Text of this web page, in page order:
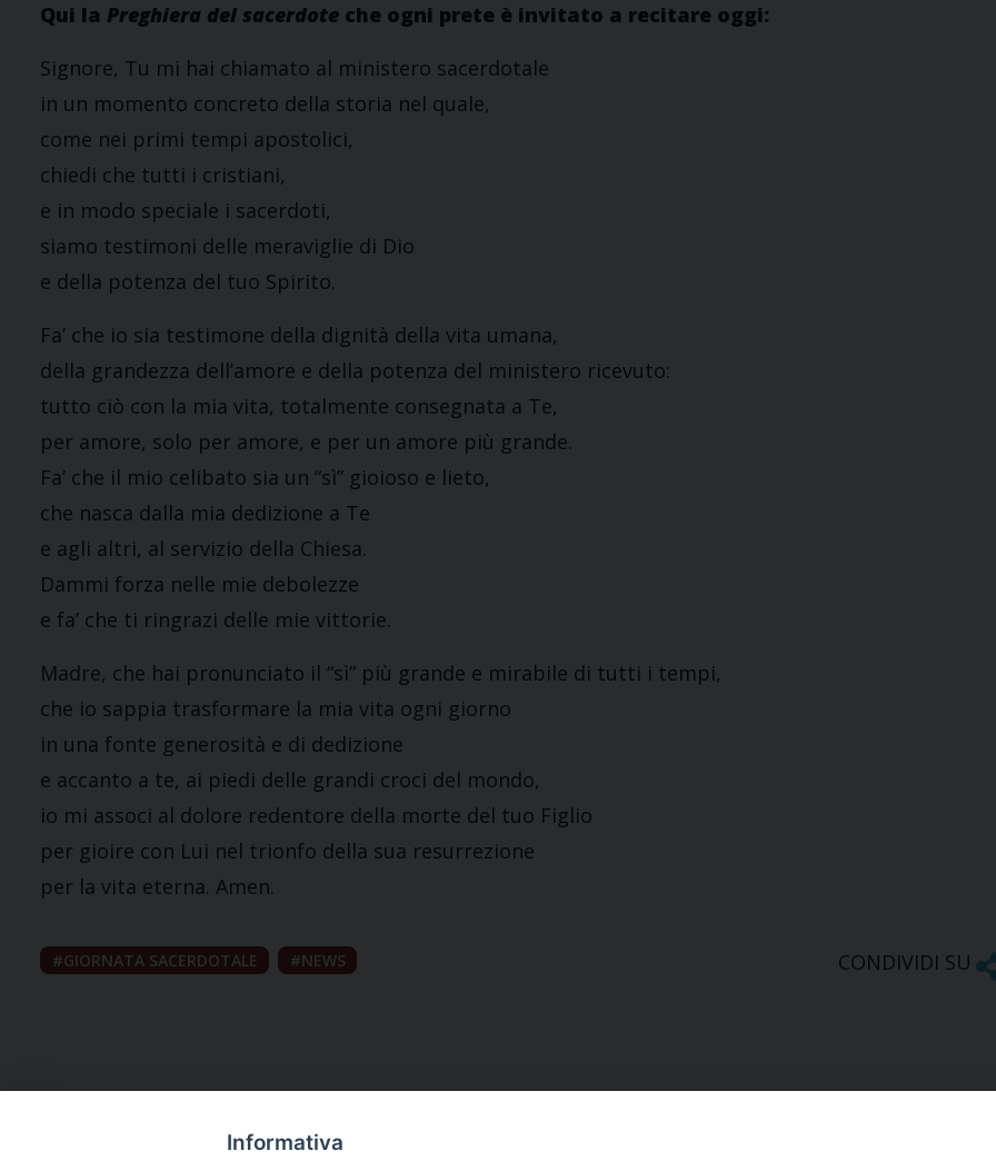
Qui la Preghiera del sacerdote che ogni prete è invitato a recitare oggi:
Signore, Tu mi hai chiamato al ministero sacerdotale
in un momento concreto della storia nel quale,
come nei primi tempi apostolici,
chiedi che tutti i cristiani,
e in modo speciale i sacerdoti,
siamo testimoni delle meraviglie di Dio
e della potenza del tuo Spirito.
Fa’ che io sia testimone della dignità della vita umana,
della grandezza dell’amore e della potenza del ministero ricevuto:
tutto ciò con la mia vita, totalmente consegnata a Te,
per amore, solo per amore, e per un amore più grande.
Fa’ che il mio celibato sia un “sì” gioioso e lieto,
che nasca dalla mia dedizione a Te
e agli altri, al servizio della Chiesa.
Dammi forza nelle mie debolezze
e fa’ che ti ringrazi delle mie vittorie.
Madre, che hai pronunciato il “sì” più grande e mirabile di tutti i tempi,
che io sappia trasformare la mia vita ogni giorno
in una fonte generosità e di dedizione
e accanto a te, ai piedi delle grandi croci del mondo,
io mi associ al dolore redentore della morte del tuo Figlio
per gioire con Lui nel trionfo della sua resurrezione
per la vita eterna. Amen.
GIORNATA SACERDOTALE NEWS CONDIVIDI SU
Informativa